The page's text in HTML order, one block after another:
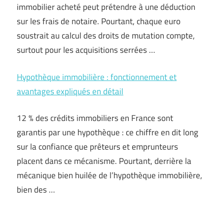
immobilier acheté peut prétendre à une déduction
sur les frais de notaire. Pourtant, chaque euro
soustrait au calcul des droits de mutation compte,
surtout pour les acquisitions serrées …
Hypothèque immobilière : fonctionnement et
avantages expliqués en détail
12 % des crédits immobiliers en France sont
garantis par une hypothèque : ce chiffre en dit long
sur la confiance que prêteurs et emprunteurs
placent dans ce mécanisme. Pourtant, derrière la
mécanique bien huilée de l’hypothèque immobilière,
bien des …